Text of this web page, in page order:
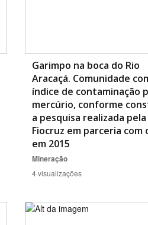
Garimpo na boca do Rio
Aracaçá. Comunidade
índice de contaminação
mercúrio, conforme
a pesquisa realizada pela
Fiocruz em parceria com
em 2015
Mineração
4 visualizações